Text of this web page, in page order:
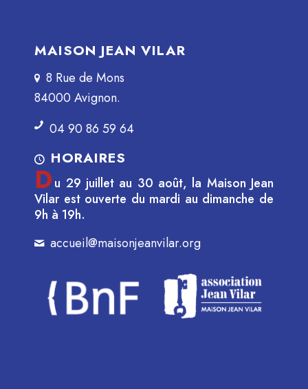
MAISON JEAN VILAR
8 Rue de Mons
84000 Avignon.
04 90 86 59 64
HORAIRES
Du 29 juillet au 30 août, la Maison Jean
Vilar est ouverte du mardi au dimanche de
9h à 19h.
accueil@maisonjeanvilar.org